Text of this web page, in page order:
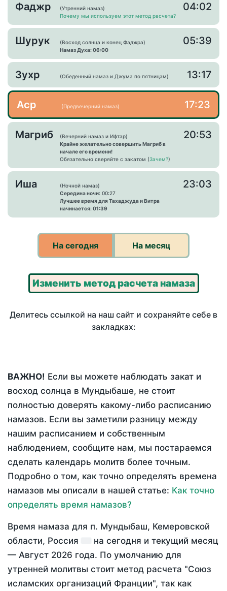
Фаджр
(Утренний намаз)
Почему мы используем этот метод расчета?
04:02
Шурук
(Восход солнца и конец Фаджра)
Намаз Духа: 06:00
05:39
Зухр (Обеденный намаз и Джума по пятницам) 13:17
Аср (Предвечерний намаз) 17:23
Магриб
(Вечерний намаз и Ифтар)
Крайне желательно совершить Магриб в
начале его времени!
Обязательно сверяйте с закатом (Зачем?)
20:53
Иша
(Ночной намаз)
Середина ночи: 00:27
Лучшее время для Тахаджуда и Витра
начинается: 01:39
23:03
На сегодня На месяц
Изменить метод расчета намаза
Делитесь ссылкой на наш сайт и сохраняйте себе в
закладках:
ВАЖНО! Если вы можете наблюдать закат и
восход солнца в Мундыбаше, не стоит
полностью доверять какому-либо расписанию
намазов. Если вы заметили разницу между
нашим расписанием и собственным
наблюдением, сообщите нам, мы постараемся
сделать календарь молитв более точным.
Подробно о том, как точно определять времена
намазов мы описали в нашей статье: Как точно
определять время намазов?
Время намаза для п. Мундыбаш, Кемеровской
области, Россия
на сегодня и текущий месяц
— Август 2026 года. По умолчанию для
утренней молитвы стоит метод расчета "Союз
исламских организаций Франции", так как